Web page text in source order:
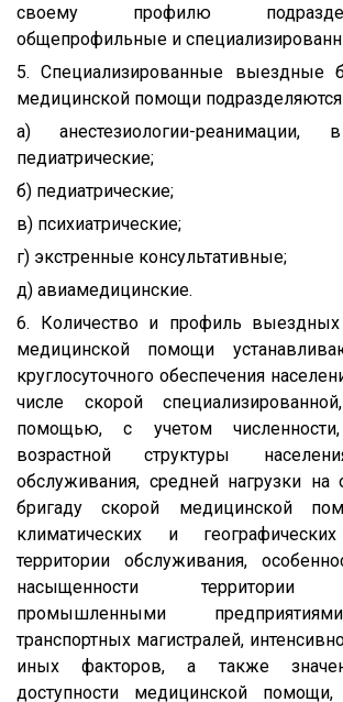
своему профилю
общепрофильные и
5. Специализированные выездные
медицинской помощи
а) анестезиологии-
педиатрические;
б) педиатрические;
в) психиатрические;
г) экстренные консультативные;
д) авиамедицинские.
6. Количество и профиль выездных
медицинской помощи
круглосуточного обеспечения
числе скорой
помощью, с учетом
возрастной структуры
обслуживания, средней нагрузки
бригаду скорой медицинской
климатических и
территории обслуживания,
насыщенности территории
промышленными
транспортных магистралей,
иных факторов, а также
доступности медицинской помощи,